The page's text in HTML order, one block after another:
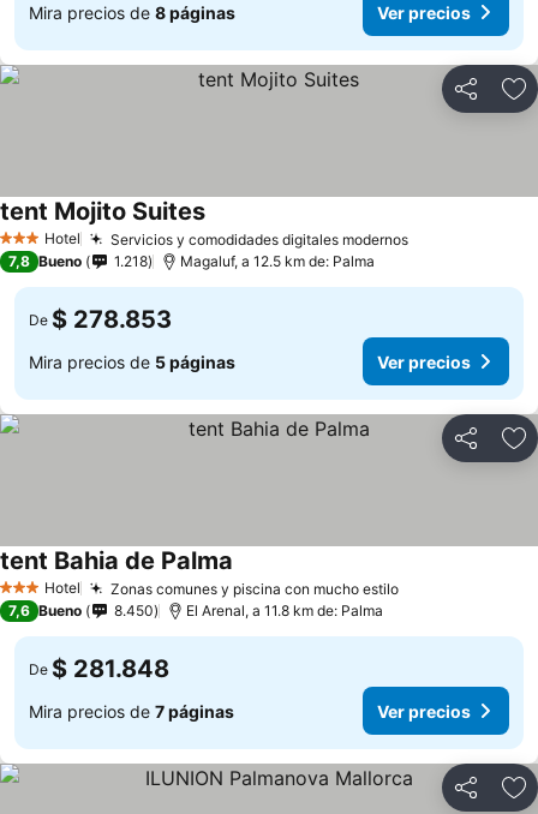
Mira precios de 8 páginas Ver precios
Compartir
3 Estrellas
Hotel Servicios y comodidades digitales modernos
tent Mojito Suites
7,8 Bueno 1.218 Magaluf, a 12.5 km de: Palma
De $ 278.853
Mira precios de 5 páginas Ver precios
Compartir
3 Estrellas
Hotel Zonas comunes y piscina con mucho estilo
tent Bahia de Palma
7,6 Bueno 8.450 El Arenal, a 11.8 km de: Palma
De $ 281.848
Mira precios de 7 páginas Ver precios
Compartir